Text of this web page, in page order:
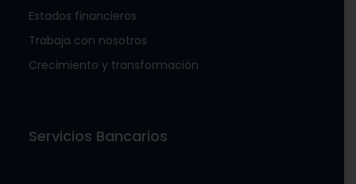
Estados financieros
Trabaja con nosotros
Crecimiento y transformación
Servicios Bancarios